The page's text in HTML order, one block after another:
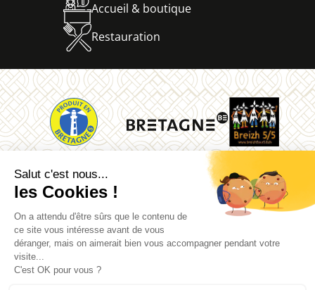
Accueil & boutique
Restauration
Quénéquillec
22160 Carnoët
02 96 91 62 26